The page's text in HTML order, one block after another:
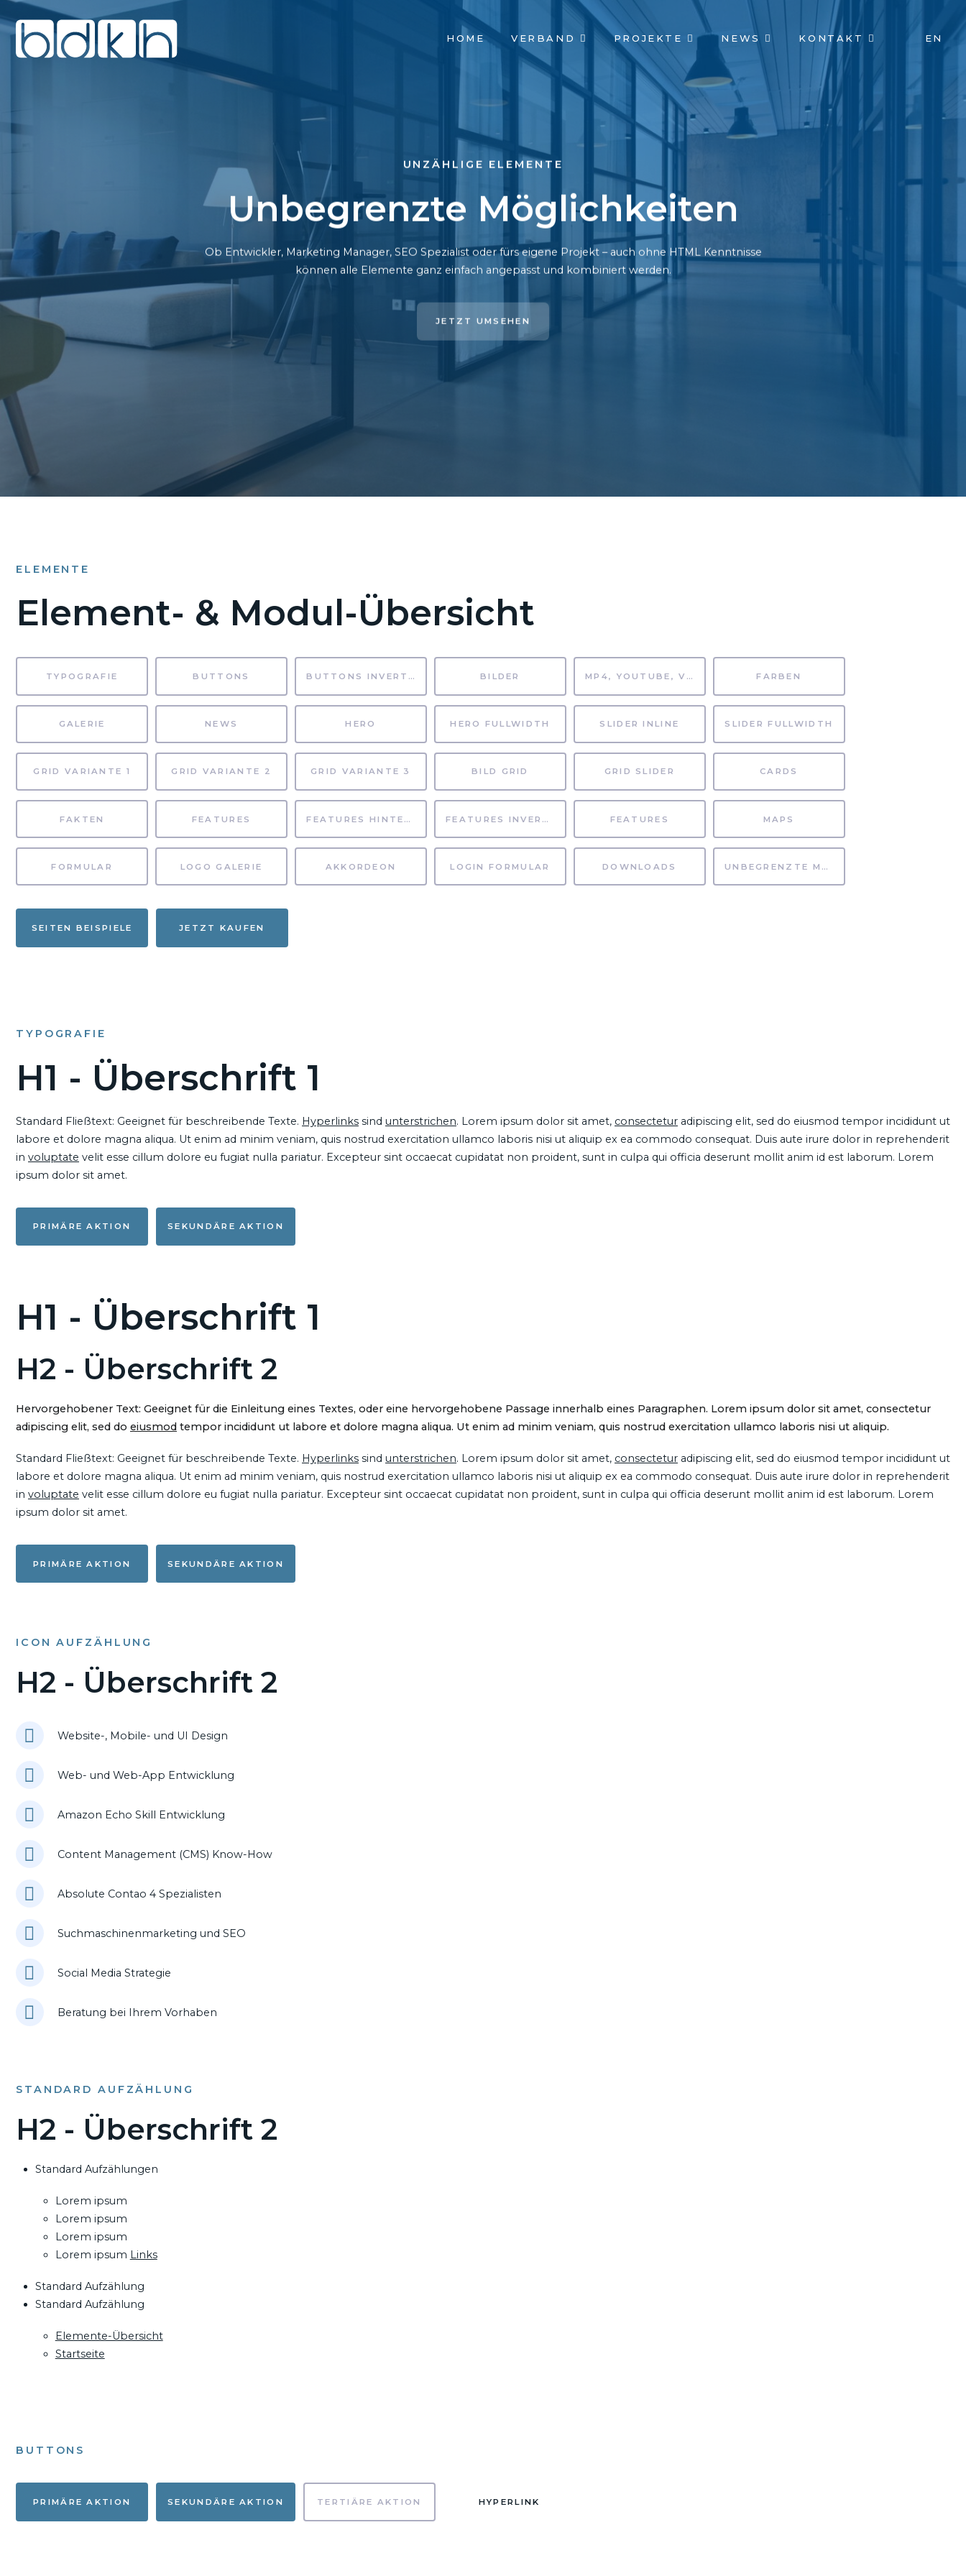
NAVIGATION
ÜBERSPRINGEN
HOME VERBAND PROJEKTE NEWS KONTAKT EN
UNZÄHLIGE ELEMENTE
Unbegrenzte Möglichkeiten
Ob Entwickler, Marketing Manager, SEO Spezialist oder fürs eigene Projekt – auch ohne HTML Kenntnisse
können alle Elemente ganz einfach angepasst und kombiniert werden.
JETZT UMSEHEN
ELEMENTE
Element- & Modul-Übersicht
TYPOGRAFIE BUTTONS BUTTONS INVERTIERT BILDER MP4, YOUTUBE, VIMEO FARBEN
GALERIE NEWS HERO HERO FULLWIDTH SLIDER INLINE SLIDER FULLWIDTH
GRID VARIANTE 1 GRID VARIANTE 2 GRID VARIANTE 3 BILD GRID GRID SLIDER CARDS
FAKTEN FEATURES FEATURES HINTERGRUND FEATURES INVERTIERT FEATURES MAPS
FORMULAR LOGO GALERIE AKKORDEON LOGIN FORMULAR DOWNLOADS UNBEGRENZTE MÖGLICHKEITEN
SEITEN BEISPIELE JETZT KAUFEN
TYPOGRAFIE
H1 - Überschrift 1
Standard Fließtext: Geeignet für beschreibende Texte. Hyperlinks sind unterstrichen. Lorem ipsum dolor sit amet, consectetur adipiscing elit, sed do eiusmod tempor incididunt ut
labore et dolore magna aliqua. Ut enim ad minim veniam, quis nostrud exercitation ullamco laboris nisi ut aliquip ex ea commodo consequat. Duis aute irure dolor in reprehenderit
in voluptate velit esse cillum dolore eu fugiat nulla pariatur. Excepteur sint occaecat cupidatat non proident, sunt in culpa qui officia deserunt mollit anim id est laborum. Lorem
ipsum dolor sit amet.
PRIMÄRE AKTION SEKUNDÄRE AKTION
H1 - Überschrift 1
H2 - Überschrift 2
Hervorgehobener Text: Geeignet für die Einleitung eines Textes, oder eine hervorgehobene Passage innerhalb eines Paragraphen. Lorem ipsum dolor sit amet, consectetur
adipiscing elit, sed do eiusmod tempor incididunt ut labore et dolore magna aliqua. Ut enim ad minim veniam, quis nostrud exercitation ullamco laboris nisi ut aliquip.
Standard Fließtext: Geeignet für beschreibende Texte. Hyperlinks sind unterstrichen. Lorem ipsum dolor sit amet, consectetur adipiscing elit, sed do eiusmod tempor incididunt ut
labore et dolore magna aliqua. Ut enim ad minim veniam, quis nostrud exercitation ullamco laboris nisi ut aliquip ex ea commodo consequat. Duis aute irure dolor in reprehenderit
in voluptate velit esse cillum dolore eu fugiat nulla pariatur. Excepteur sint occaecat cupidatat non proident, sunt in culpa qui officia deserunt mollit anim id est laborum. Lorem
ipsum dolor sit amet.
PRIMÄRE AKTION SEKUNDÄRE AKTION
ICON AUFZÄHLUNG
H2 - Überschrift 2
Website-, Mobile- und UI Design
Web- und Web-App Entwicklung
Amazon Echo Skill Entwicklung
Content Management (CMS) Know-How
Absolute Contao 4 Spezialisten
Suchmaschinenmarketing und SEO
Social Media Strategie
Beratung bei Ihrem Vorhaben
STANDARD AUFZÄHLUNG
H2 - Überschrift 2
Standard Aufzählungen
Lorem ipsum
Lorem ipsum
Lorem ipsum
Lorem ipsum Links
Standard Aufzählung
Standard Aufzählung
Elemente-Übersicht
Startseite
BUTTONS
PRIMÄRE AKTION SEKUNDÄRE AKTION TERTIÄRE AKTION HYPERLINK